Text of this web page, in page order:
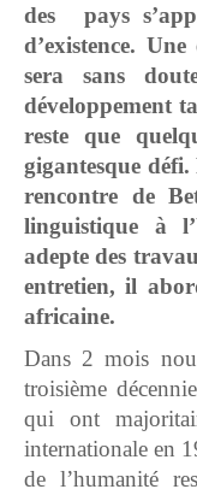
des pays
d’existence.
sera sans
développement
reste que
gigantesque
rencontre de
linguistique à
adepte des
entretien, il
africaine.
Dans 2 mois
troisième
qui ont
internationale en
de l’humanité